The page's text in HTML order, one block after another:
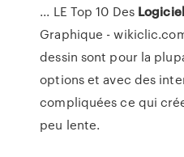
... LE Top 10 Des
Graphique -
dessin sont pour la
options et avec des
compliquées ce qui
peu lente.